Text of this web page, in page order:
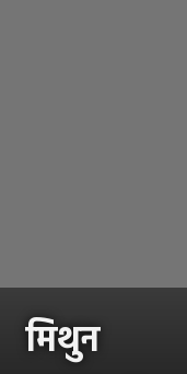
मिथुन